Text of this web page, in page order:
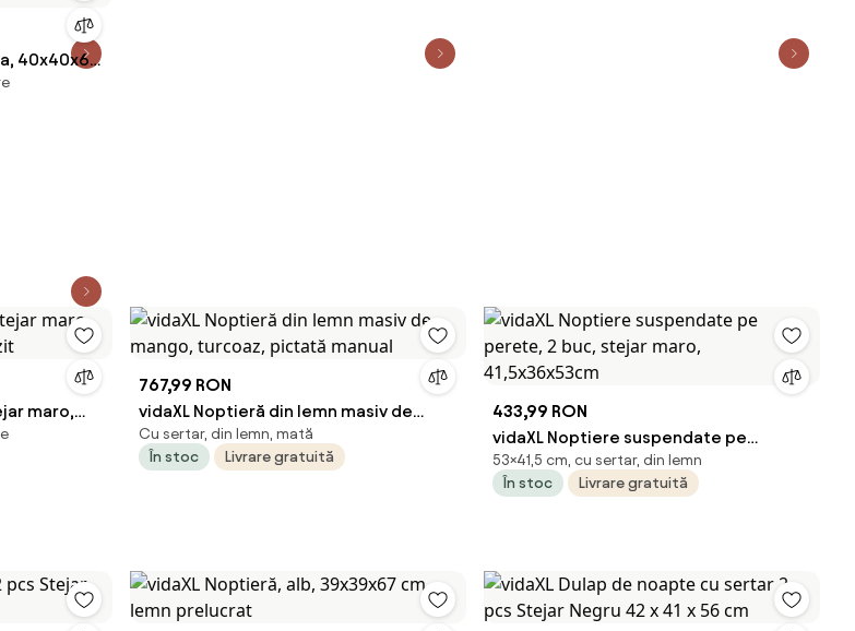
40x40x66
maro,
767,99 RON
vidaXL Noptieră din lemn masiv de
mango, turcoaz, pictată manual
Cu sertar, din lemn, mată
În stoc
Livrare gratuită
433,99 RON
vidaXL Noptiere suspendate pe
perete, 2 buc, stejar maro,
41,5x36x53cm
53×41,5 cm, cu sertar, din lemn
În stoc
Livrare gratuită